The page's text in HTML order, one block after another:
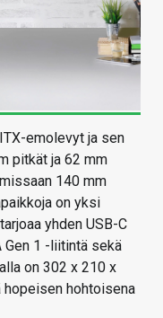
emolevyt ja sen
pitkät ja 62 mm
140 mm
on yksi
yhden USB-C
Gen 1 -liitintä sekä
on 302 x 210 x
hohtoisena